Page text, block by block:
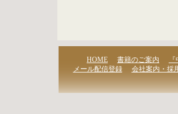
HOME 書籍のご案内
メール配信登録
会社案内・採